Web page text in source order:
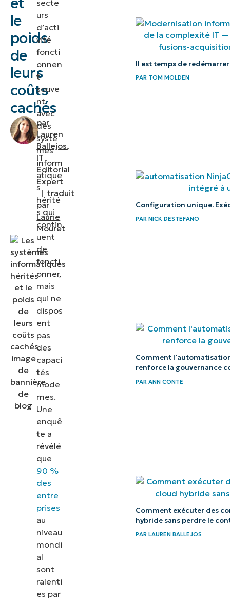
le
poids
de
leurs
coûts
cachés
par
Lauren
Ballejos,
IT
Editorial
Expert
|traduit
par
Laurie
Mouret
l’impact
Vulnérabilités
Bonnes
pratiques de
gestion de
l’informatique
Comment
vous aide à
contrôler les
informatiques
secte
urs
d’acti
vité
foncti
onnen
t
souve
nt
avec
des
systè
mes
inform
atique
s
hérité
s qui
contin
uent
de
foncti
onner,
mais
qui ne
dispos
ent
pas
des
capaci
tés
mode
rnes.
Une
enquê
te a
révélé
que
90 %
des
entre
prises
au
niveau
mondi
al
sont
ralenti
es par
Il est temps de
PAR TOM MOLDEN
Configuration unique.
PAR NICK DESTEFANO
Comment
renforce la gouvernance
PAR ANN CONTE
Comment exécuter des
hybride sans perdre le
PAR LAUREN BALLEJOS